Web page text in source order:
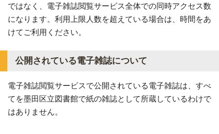
ではなく、電子雑誌閲覧サービス全体での同時アクセス数
になります。利用上限人数を超えている場合は、時間をあ
けてご利用ください。
公開されている電子雑誌について
電子雑誌閲覧サービスで公開されている電子雑誌は、すべ
てを墨田区立図書館で紙の雑誌として所蔵しているわけで
はありません。